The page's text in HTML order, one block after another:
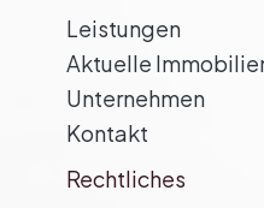
Leistungen
Aktuelle
Unternehmen
Kontakt
Rechtliches